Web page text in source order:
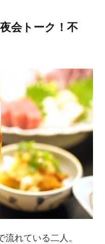
会トーク！不
れている二人。